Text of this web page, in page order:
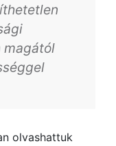
magától
olvashattuk